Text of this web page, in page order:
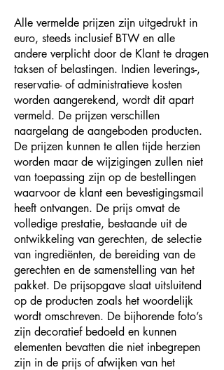
Alle vermelde prijzen zijn uitgedrukt in
euro, steeds inclusief BTW en alle
andere verplicht door de Klant te dragen
taksen of belastingen. Indien leverings-,
reservatie- of administratieve kosten
worden aangerekend, wordt dit apart
vermeld. De prijzen verschillen
naargelang de aangeboden producten.
De prijzen kunnen te allen tijde herzien
worden maar de wijzigingen zullen niet
van toepassing zijn op de bestellingen
waarvoor de klant een bevestigingsmail
heeft ontvangen. De prijs omvat de
volledige prestatie, bestaande uit de
ontwikkeling van gerechten, de selectie
van ingrediënten, de bereiding van de
gerechten en de samenstelling van het
pakket. De prijsopgave slaat uitsluitend
op de producten zoals het woordelijk
wordt omschreven. De bijhorende foto’s
zijn decoratief bedoeld en kunnen
elementen bevatten die niet inbegrepen
zijn in de prijs of afwijken van het